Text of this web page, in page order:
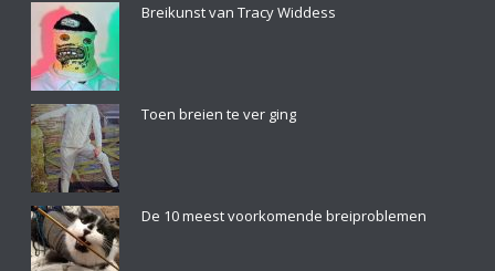
Breikunst van Tracy Widdess
Toen breien te ver ging
De 10 meest voorkomende breiproblemen